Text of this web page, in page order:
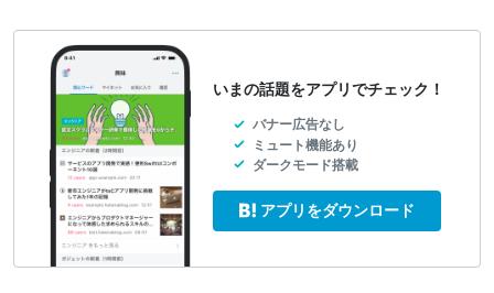
いまの話題をアプリでチェック！
バナー広告なし
ミュート機能あり
ダークモード搭載
アプリをダウンロード